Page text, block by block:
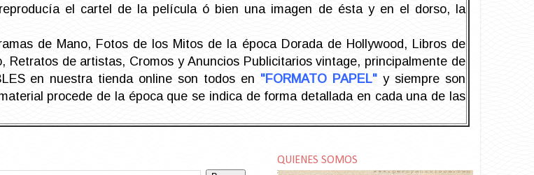
el cartel de la película ó bien una imagen de ésta y en el dorso, la
de Mano, Fotos de los Mitos de la época Dorada de Hollywood, Libros de
de artistas, Cromos y Anuncios Publicitarios vintage, principalmente de
en nuestra tienda online son todos en "FORMATO PAPEL" y siempre son
procede de la época que se indica de forma detallada en cada una de las
QUIENES SOMOS